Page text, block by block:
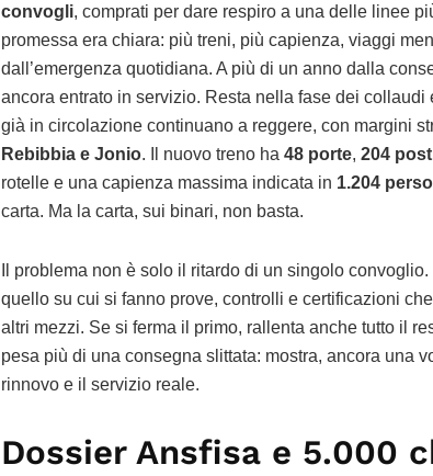
convogli, comprati per dare respiro a una delle linee
promessa era chiara: più treni, più capienza, viaggi
dall’emergenza quotidiana. A più di un anno dalla
ancora entrato in servizio. Resta nella fase dei
già in circolazione continuano a reggere, con margini
Rebibbia e Jonio. Il nuovo treno ha 48 porte, 204
rotelle e una capienza massima indicata in 1.204
carta. Ma la carta, sui binari, non basta.
Il problema non è solo il ritardo di un singolo
quello su cui si fanno prove, controlli e certificazioni
altri mezzi. Se si ferma il primo, rallenta anche tutto il
pesa più di una consegna slittata: mostra, ancora una
rinnovo e il servizio reale.
Dossier Ansfisa e 5.000